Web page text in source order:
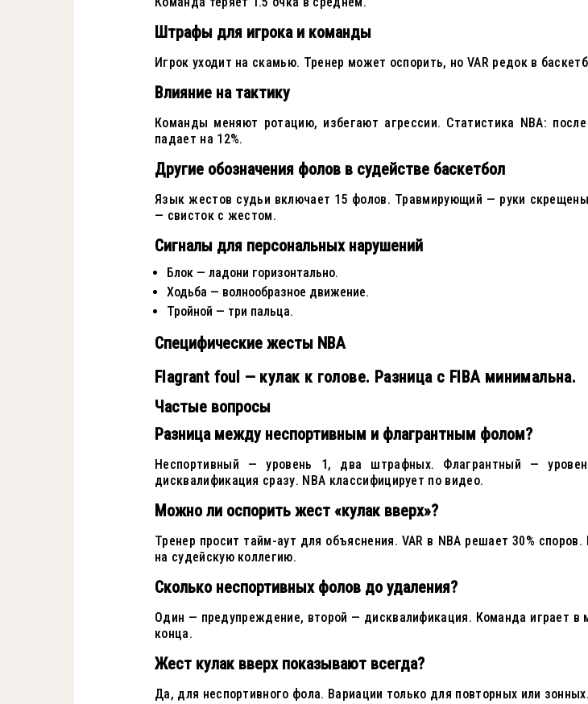
Штрафы для игрока и команды
Игрок уходит на скамью. Тренер может оспорить, но VAR редок в
Влияние на тактику
Команды меняют ротацию, избегают агрессии. Статистика NBA:
падает на 12%.
Другие обозначения фолов в судействе баскетбол
Язык жестов судьи включает 15 фолов. Травмирующий — руки
— свисток с жестом.
Сигналы для персональных нарушений
Блок — ладони горизонтально.
Ходьба — волнообразное движение.
Тройной — три пальца.
Специфические жесты NBA
Flagrant foul — кулак к голове. Разница с FIBA минимальна.
Частые вопросы
Разница между неспортивным и флагрантным фолом?
Неспортивный — уровень 1, два штрафных. Флагрантный —
дисквалификация сразу. NBA классифицирует по видео.
Можно ли оспорить жест «кулак вверх»?
Тренер просит тайм-аут для объяснения. VAR в NBA решает 30% споров.
на судейскую коллегию.
Сколько неспортивных фолов до удаления?
Один — предупреждение, второй — дисквалификация. Команда играет в
конца.
Жест кулак вверх показывают всегда?
Да, для неспортивного фола. Вариации только для повторных или зонных.